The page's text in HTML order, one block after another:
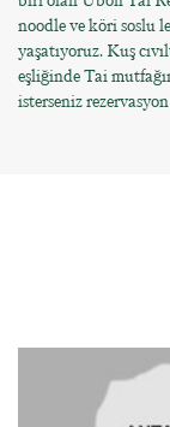
noodle ve köri soslu
yaşatıyoruz. Kuş
eşliğinde Tai
isterseniz